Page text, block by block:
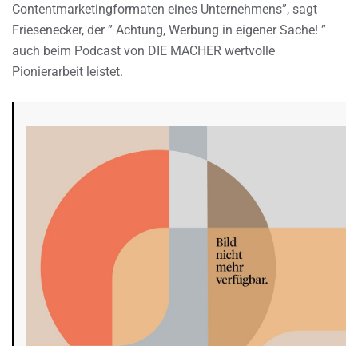
Contentmarketingformaten eines Unternehmens”, sagt
Friesenecker, der ” Achtung, Werbung in eigener Sache! ”
auch beim Podcast von DIE MACHER wertvolle
Pionierarbeit leistet.